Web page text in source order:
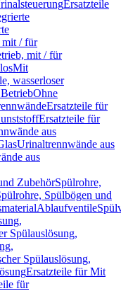
Ersatzteile
mit / für
mit / für
Mit
wasserloser
Ohne
Ersatzteile für
Ersatzteile für
aus
Urinaltrennwände aus
aus
ZubehörSpülrohre,
Spülbögen und
Ablaufventile
Spülauslösung,
Spülauslösung,
Ersatzteile für Mit
für